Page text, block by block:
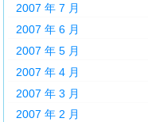
2007 年 7 月
2007 年 6 月
2007 年 5 月
2007 年 4 月
2007 年 3 月
2007 年 2 月